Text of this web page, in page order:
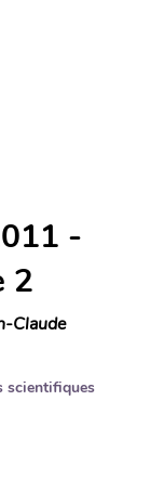
-
2
Claude
scientifiques